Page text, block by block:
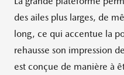
des ailes plus larges, de
long, ce qui accentue la
rehausse son impression
est conçue de manière à